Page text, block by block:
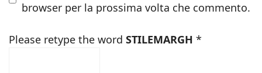
browser per la prossima volta che commento.
Please retype the word STILEMARGH *